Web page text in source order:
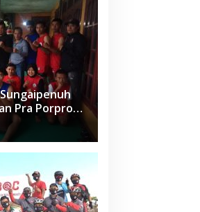
Pra Porprov